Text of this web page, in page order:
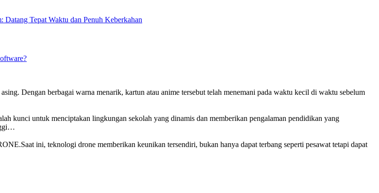
Datang Tepat Waktu dan Penuh Keberkahan
Dengan berbagai warna menarik, kartun atau anime tersebut telah menemani pada waktu kecil di waktu sebelum
untuk menciptakan lingkungan sekolah yang dinamis dan memberikan pengalaman pendidikan yang
ini, teknologi drone memberikan keunikan tersendiri, bukan hanya dapat terbang seperti pesawat tetapi dapat